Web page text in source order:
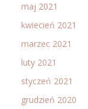
maj 2021
kwiecień 2021
marzec 2021
luty 2021
styczeń 2021
grudzień 2020